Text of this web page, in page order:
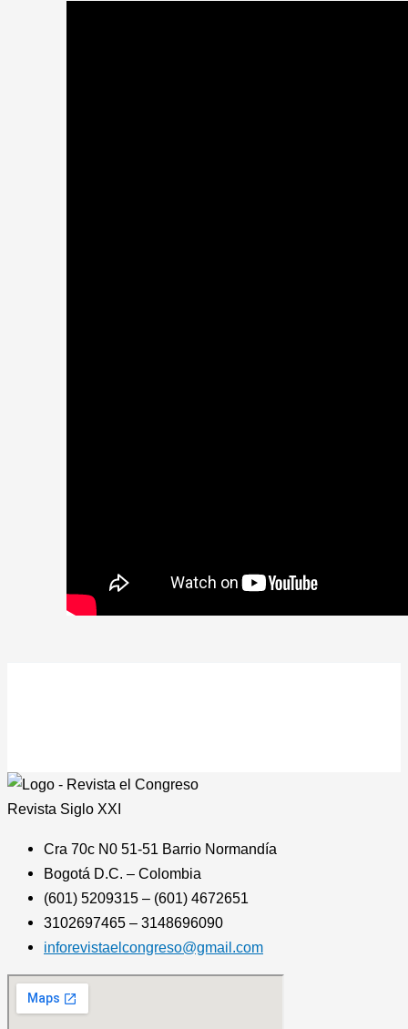
Revista Siglo XXI
Cra 70c N0 51-51 Barrio Normandía
Bogotá D.C. – Colombia
(601) 5209315 – (601) 4672651
3102697465 – 3148696090
inforevistaelcongreso@gmail.com